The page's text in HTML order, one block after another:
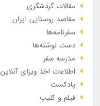
مقالات گردشگری
مقاصد روستایی ایران
سفرنامه‌ها
دست نوشته‌ها
مدرسه سفر
اطلاعات اخذ ویزای آنلاین
پادکست
فیلم و کلیپ